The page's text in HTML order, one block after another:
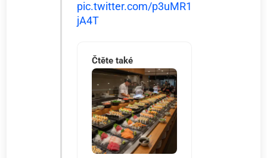
pic.twitter.com/p3uMR1
jA4T
Čtěte také